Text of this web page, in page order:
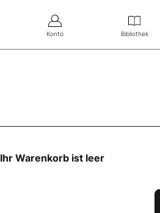
Konto Bibliothek
Ihr Warenkorb ist leer